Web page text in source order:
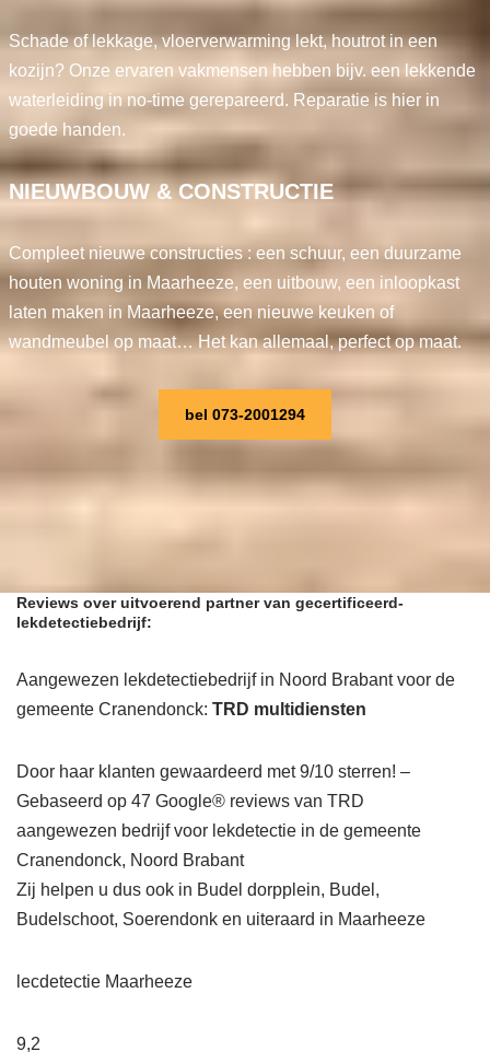
Schade of lekkage, vloerverwarming lekt, houtrot in een
kozijn? Onze ervaren vakmensen hebben bijv. een lekkende
waterleiding in no-time gerepareerd. Reparatie is hier in
goede handen.
NIEUWBOUW & CONSTRUCTIE
Compleet nieuwe constructies : een schuur, een duurzame
houten woning in Maarheeze, een uitbouw, een inloopkast
laten maken in Maarheeze, een nieuwe keuken of
wandmeubel op maat… Het kan allemaal, perfect op maat.
bel 073-2001294
Reviews over uitvoerend partner van gecertificeerd-
lekdetectiebedrijf:
Aangewezen lekdetectiebedrijf in Noord Brabant voor de
gemeente Cranendonck: TRD multidiensten
Door haar klanten gewaardeerd met 9/10 sterren! –
Gebaseerd op 47 Google® reviews van TRD
aangewezen bedrijf voor lekdetectie in de gemeente
Cranendonck, Noord Brabant
Zij helpen u dus ook in Budel dorpplein, Budel,
Budelschoot, Soerendonk en uiteraard in Maarheeze
lecdetectie Maarheeze
9,2